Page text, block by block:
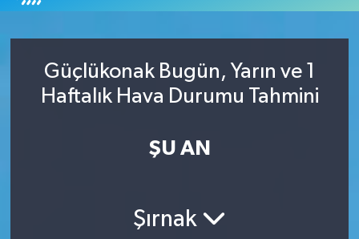
Güçlükonak Bugün, Yarın ve 1
Haftalık Hava Durumu Tahmini
ŞU AN
Şırnak
Tüm Manşetler
Son Dakika Haberleri